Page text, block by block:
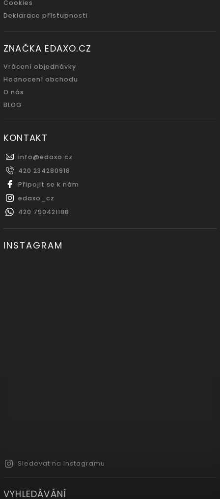
Cookies
Deklarace přístupnosti
ZNAČKA EDAXO.CZ
Vrácení objednávky
Hodnocení obchodu
O nás
BLOG
KONTAKT
info@edaxo.cz
420 234280918
Připojit se k nám
edaxo_cz
420 790421188
INSTAGRAM
Sledovat na Instagramu
VYHLEDÁVÁNÍ